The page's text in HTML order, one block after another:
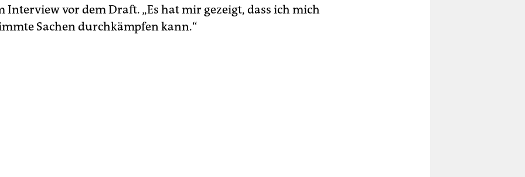
Interview vor dem Draft. „Es hat mir gezeigt, dass ich mich
Sachen durchkämpfen kann.“